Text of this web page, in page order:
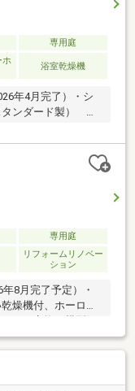
転職したことがあ
？変動金利っ
ど・・・ご不明点
い。経験豊富なス
明いたします。
専用庭
ホ
浴室乾燥機
年4月完了）・シ
ンダード製） 食
天井、壁クロス貼
他▼物件の特長・テ
屋・南側専用庭に
ニング南側・西側
洋室約7.1畳南西
風良好・洋室約7.1
専用駐車場使用権
専用庭
リフォームリノベー
ション
8月完了予定）・
燥機付、ホーロー
、滑りにくく乾き
キラミック、ECO5
ローリング貼替
交換 他・専有面積